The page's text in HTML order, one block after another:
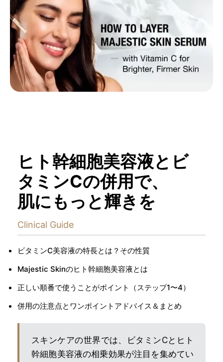
ヒト幹細胞美容液とビ
タミンCの併用で、
肌にもっと輝きを
Clinical Guide
ビタミンC美容液の特長とは？その性質
Majestic Skinのヒト幹細胞美容液とは
正しい順番で使うことがポイント（ステップ1〜4）
併用の注意点とワンポイントアドバイス＆まとめ
スキンケアの世界では、ビタミンCとヒト
幹細胞美容液の相乗効果が注目を集めてい